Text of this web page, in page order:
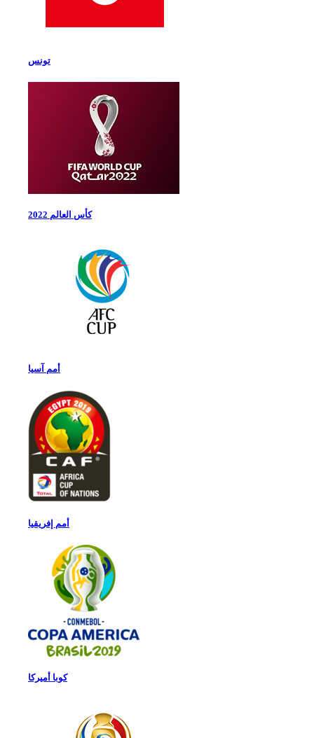
تونس
كأس العالم 2022
أمم آسيا
أمم إفريقيا
كوبا أميركا